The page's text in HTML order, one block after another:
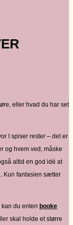
eller hvad du har set
I spiser rester – det er
og hvem ved, måske
altid en god idé at
Kun fantasien sætter
du enten booke
skal holde et større